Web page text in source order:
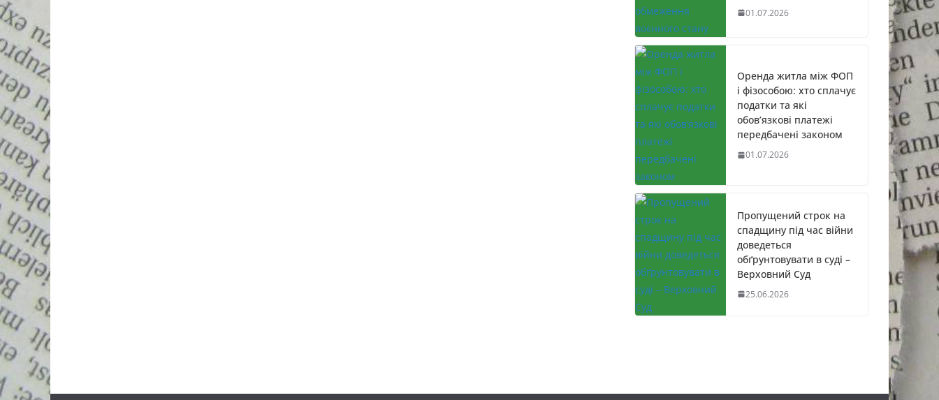
01.07.2026
Оренда житла між ФОП
і фізособою: хто сплачує
податки та які
обов’язкові платежі
передбачені законом
01.07.2026
Пропущений строк на
спадщину під час війни
доведеться
обґрунтовувати в суді –
Верховний Суд
25.06.2026